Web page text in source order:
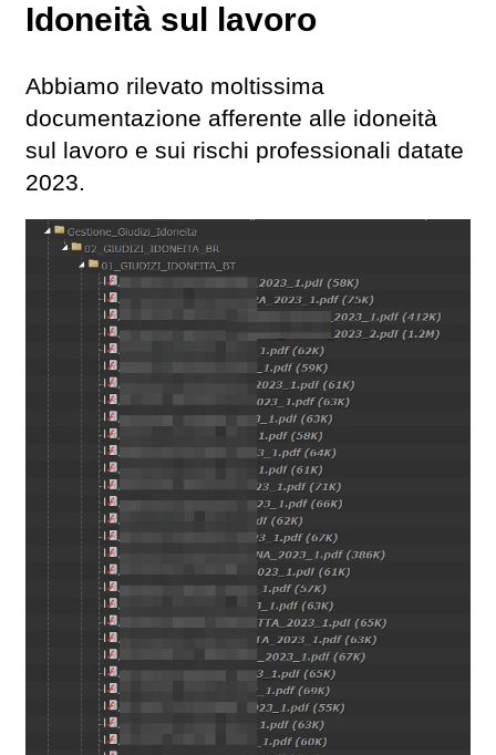
Idoneità sul lavoro
Abbiamo rilevato moltissima
documentazione afferente alle idoneità
sul lavoro e sui rischi professionali datate
2023.